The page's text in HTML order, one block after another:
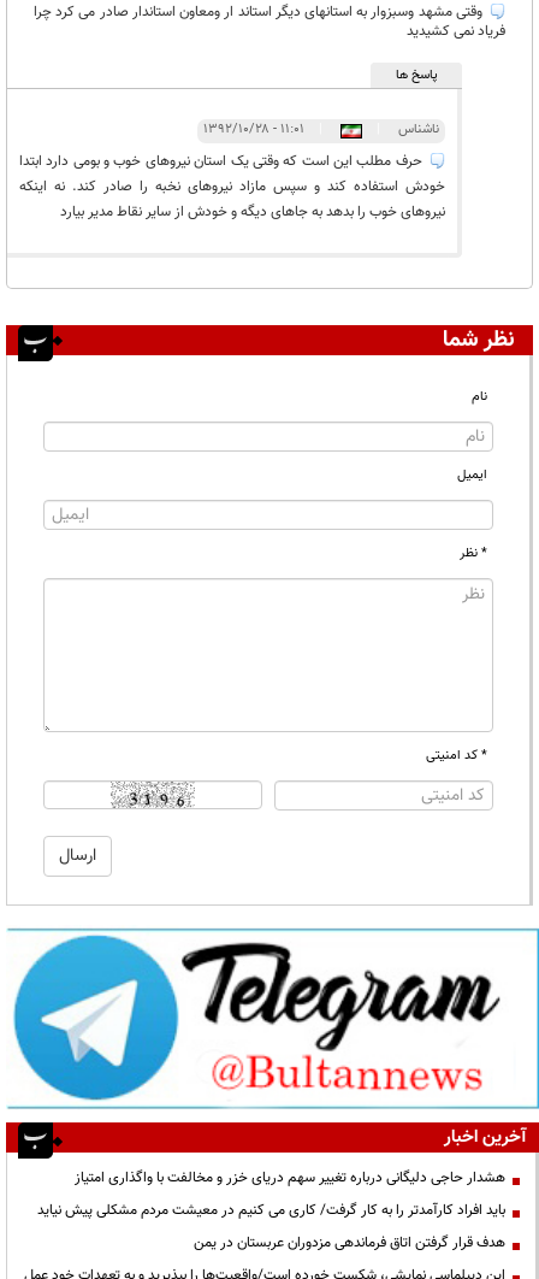
وقتی مشهد وسبزوار به استانهای دیگر استاند ار ومعاون استاندار صادر می کرد چرا
فریاد نمی کشیدید
پاسخ ها
ناشناس ۱۱:۰۱ - ۱۳۹۲/۱۰/۲۸
حرف مطلب این است که وقتی یک استان نیروهای خوب و بومی دارد ابتدا
خودش استفاده کند و سپس مازاد نیروهای نخبه را صادر کند. نه اینکه
نیروهای خوب را بدهد به جاهای دیگه و خودش از سایر نقاط مدیر بیارد
نظر شما
نام
ایمیل
* نظر
* کد امنیتی
آخرین اخبار
هشدار حاجی دلیگانی درباره تغییر سهم دریای خزر و مخالفت با واگذاری امتیاز
باید افراد کارآمدتر را به کار گرفت/ کاری می کنیم در معیشت مردم مشکلی پیش نیاید
هدف قرار گرفتن اتاق‌ فرماندهی مزدوران عربستان در یمن